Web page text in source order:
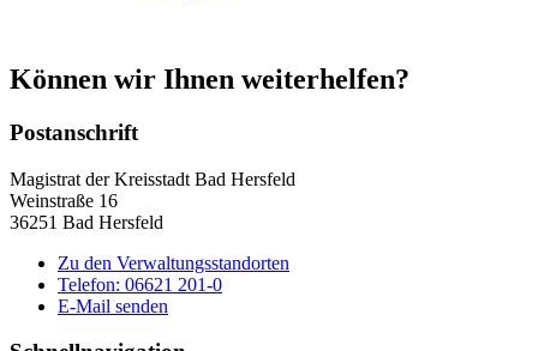
Können wir Ihnen weiterhelfen?
Postanschrift
Magistrat der Kreisstadt Bad Hersfeld
Weinstraße 16
36251 Bad Hersfeld
Zu den Verwaltungsstandorten
Telefon: 06621 201-0
E-Mail senden